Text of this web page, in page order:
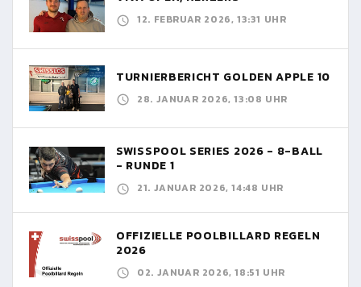
12. FEBRUAR 2026, 13:31 UHR
TURNIERBERICHT GOLDEN APPLE 10
28. JANUAR 2026, 13:08 UHR
SWISSPOOL SERIES 2026 - 8-BALL
- RUNDE 1
21. JANUAR 2026, 14:48 UHR
OFFIZIELLE POOLBILLARD REGELN
2026
02. JANUAR 2026, 18:51 UHR